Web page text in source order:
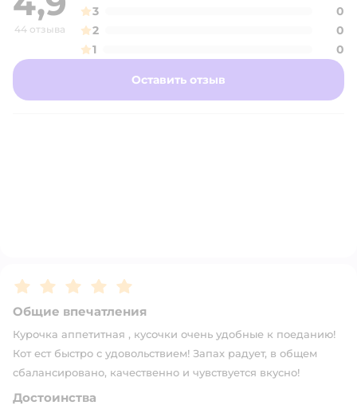
44 отзыва
3
0
2
0
1
0
Оставить отзыв
Рейтинг:5
Общие впечатления
Курочка аппетитная , кусочки очень удобные к поеданию!
Кот ест быстро с удовольствием! Запах радует, в общем
сбалансировано, качественно и чувствуется вкусно!
Достоинства